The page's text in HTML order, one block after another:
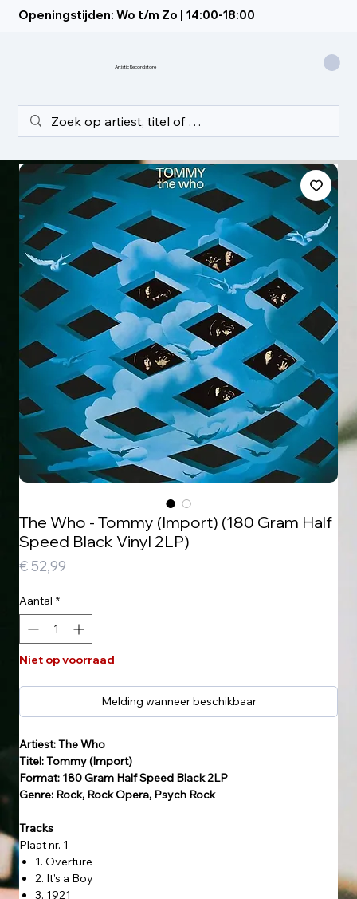
Openingstijden: Wo t/m Zo | 14:00-18:00
Artistic Recordstore
The Who - Tommy (Import) (180 Gram Half
Speed Black Vinyl 2LP)
€ 52,99
Aantal *
Niet op voorraad
Melding wanneer beschikbaar
Artiest: The Who
Titel: Tommy (Import)
Format: 180 Gram Half Speed Black 2LP
Genre: Rock, Rock Opera, Psych Rock
Tracks
Plaat nr. 1
1. Overture
2. It's a Boy
3. 1921